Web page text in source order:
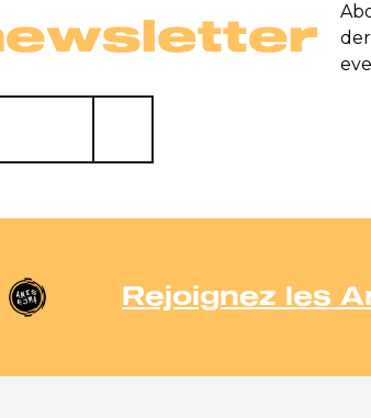
Rejoignez les